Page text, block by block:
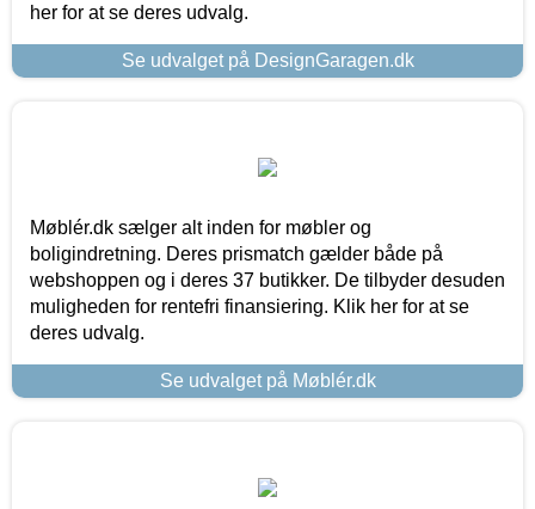
her for at se deres udvalg.
Se udvalget på DesignGaragen.dk
Møblér.dk sælger alt inden for møbler og
boligindretning. Deres prismatch gælder både på
webshoppen og i deres 37 butikker. De tilbyder desuden
muligheden for rentefri finansiering. Klik her for at se
deres udvalg.
Se udvalget på Møblér.dk